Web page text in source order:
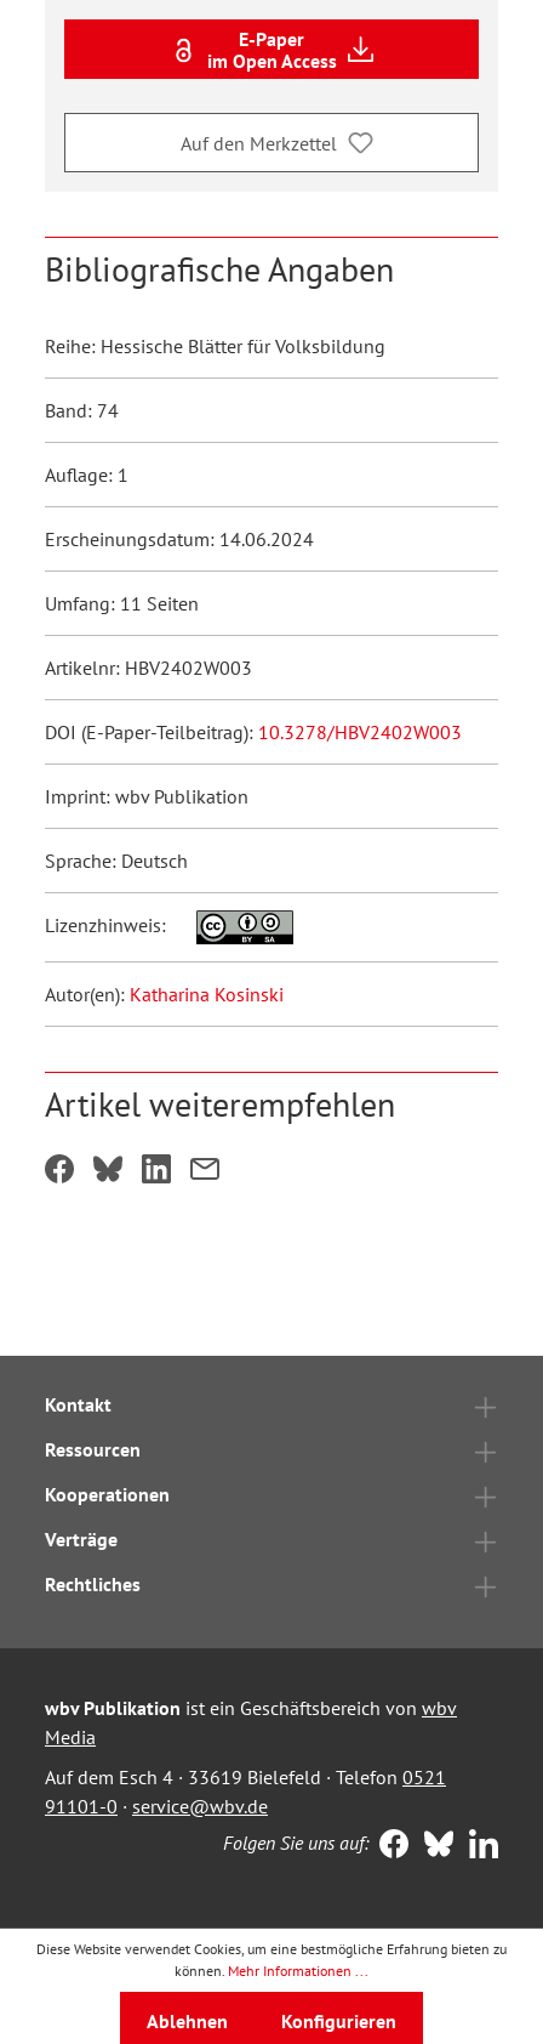
E-Paper
im Open Access
Auf den Merkzettel
Bibliografische Angaben
Reihe: Hessische Blätter für Volksbildung
Band: 74
Auflage: 1
Erscheinungsdatum: 14.06.2024
Umfang: 11 Seiten
Artikelnr: HBV2402W003
DOI (E-Paper-Teilbeitrag): 10.3278/HBV2402W003
Imprint: wbv Publikation
Sprache: Deutsch
Lizenzhinweis:
Autor(en): Katharina Kosinski
Artikel weiterempfehlen
Kontakt
Ressourcen
Kooperationen
Verträge
Rechtliches
wbv Publikation ist ein Geschäftsbereich von wbv
Media
Auf dem Esch 4 · 33619 Bielefeld · Telefon 0521
91101-0 · service@wbv.de
Folgen Sie uns auf:
Diese Website verwendet Cookies, um eine bestmögliche Erfahrung bieten zu
können. Mehr Informationen ...
Ablehnen Konfigurieren